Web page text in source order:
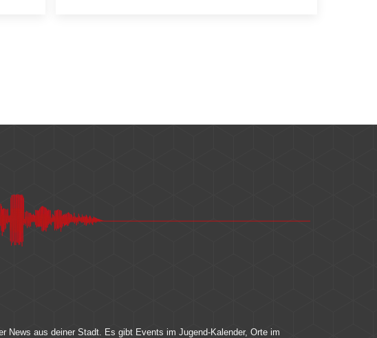
News aus deiner Stadt. Es gibt Events im Jugend-Kalender, Orte im